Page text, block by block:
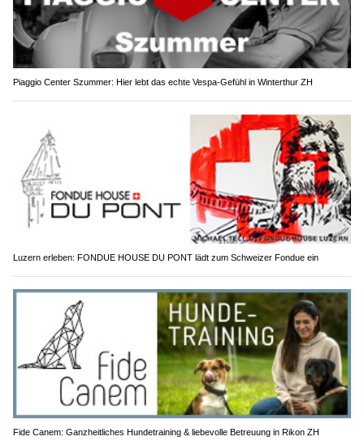
Piaggio Center Szummer: Hier lebt das echte Vespa-Gefühl in Winterthur ZH
Luzern erleben: FONDUE HOUSE DU PONT lädt zum Schweizer Fondue ein
Fide Canem: Ganzheitliches Hundetraining & liebevolle Betreuung in Rikon ZH